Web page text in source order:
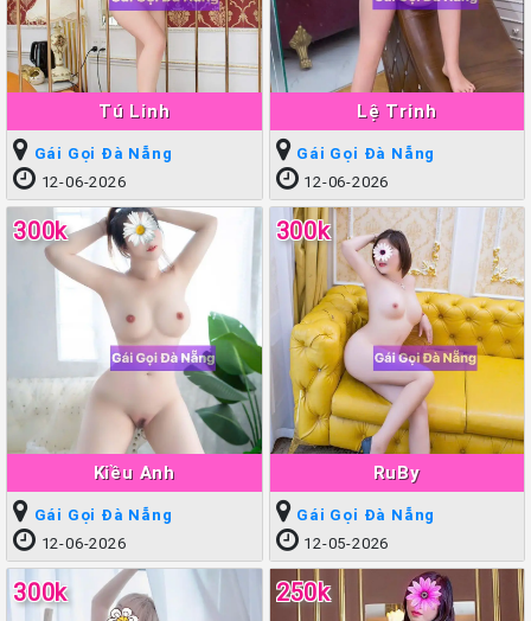
Tú Linh
Gái Gọi Đà Nẵng
12-06-2026
Lệ Trinh
Gái Gọi Đà Nẵng
12-06-2026
Kiều Anh
300k
Gái Gọi Đà Nẵng
12-06-2026
RuBy
300k
Gái Gọi Đà Nẵng
12-05-2026
300k 250k